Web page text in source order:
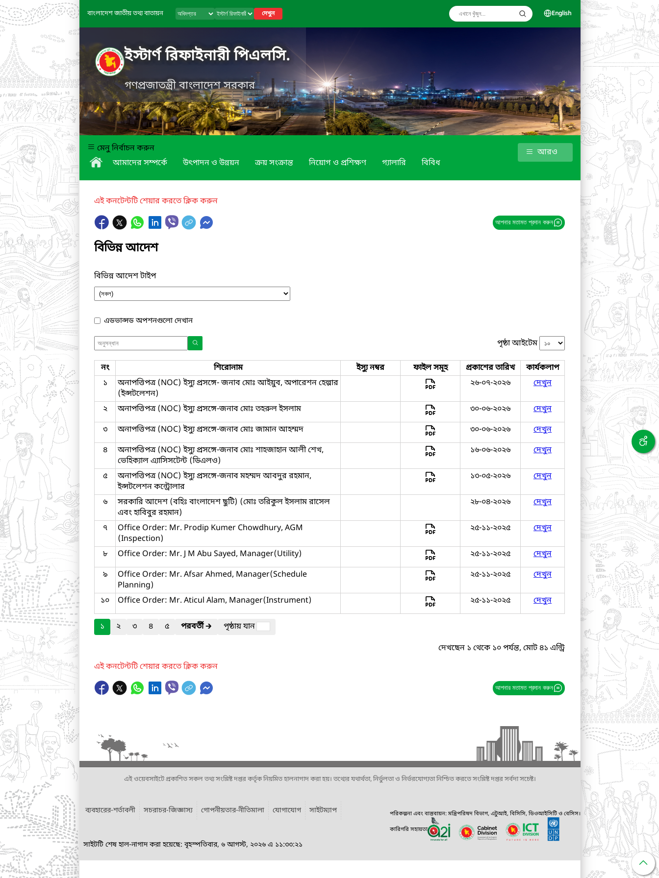
বাংলাদেশ জাতীয় তথ্য বাতায়ন দেখুন English
ইস্টার্ণ রিফাইনারী পিএলসি.
গণপ্রজাতন্ত্রী বাংলাদেশ সরকার
মেনু নির্বাচন করুন
আমাদের সম্পর্কে
উৎপাদন ও উন্নয়ন ক্রয় সংক্রান্ত নিয়োগ ও প্রশিক্ষণ গ্যালারি বিবিধ
আরও
এই কনটেন্টটি শেয়ার করতে ক্লিক করুন
আপনার মতামত প্রদান করুন
বিভিন্ন আদেশ
বিভিন্ন আদেশ টাইপ
এডভান্সড অপশনগুলো দেখান
পৃষ্ঠা আইটেম
নং শিরোনাম ইস্যু নম্বর ফাইল সমূহ প্রকাশের তারিখ
কার্যকলাপ
১
অনাপত্তিপত্র (NOC) ইস্যু প্রসঙ্গে- জনাব মোঃ আইয়ুব, অপারেশন হেল্পার
(ইন্সটলেশন)
২৬-০৭-২০২৬ দেখুন
২ অনাপত্তিপত্র (NOC) ইস্যু প্রসঙ্গে-জনাব মোঃ তহরুল ইসলাম ৩০-০৬-২০২৬
দেখুন
৩
অনাপত্তিপত্র (NOC) ইস্যু প্রসঙ্গে-জনাব মোঃ জামান আহম্মদ ৩০-০৬-২০২৬
দেখুন
৪
অনাপত্তিপত্র (NOC) ইস্যু প্রসঙ্গে-জনাব মোঃ শাহজাহান আলী শেখ,
ভেহিক্যাল এ্যাসিসটেন্ট (ডিএলও)
১৬-০৬-২০২৬ দেখুন
৫
অনাপত্তিপত্র (NOC) ইস্যু প্রসঙ্গে-জনাব মহম্মদ আবদুর রহমান,
ইন্সটলেশন কন্ট্রোলার
১৩-০৫-২০২৬ দেখুন
৬
সরকারি আদেশ (বহিঃ বাংলাদেশ ছুটি) (মোঃ তরিকুল ইসলাম রাসেল
এবং হাবিবুর রহমান)
২৮-০৪-২০২৬ দেখুন
৭
Office Order: Mr. Prodip Kumer Chowdhury, AGM
(Inspection)
২৫-১১-২০২৫ দেখুন
৮ Office Order: Mr. J M Abu Sayed, Manager(Utility) ২৫-১১-২০২৫
দেখুন
৯
Office Order: Mr. Afsar Ahmed, Manager(Schedule
Planning)
২৫-১১-২০২৫ দেখুন
১০ Office Order: Mr. Aticul Alam, Manager(Instrument) ২৫-১১-২০২৫ দেখুন
১ ২ ৩ ৪ ৫ পরবর্তী🡲
পৃষ্ঠায় যান
দেখছেন ১ থেকে ১০ পর্যন্ত, মোট ৪১ এন্ট্রি
এই কনটেন্টটি শেয়ার করতে ক্লিক করুন
আপনার মতামত প্রদান করুন
এই ওয়েবসাইটে প্রকাশিত সকল তথ্য সংশ্লিষ্ট দপ্তর কর্তৃক নিয়মিত হালনাগাদ করা হয়। তথ্যের যথার্থতা, নির্ভুলতা ও নির্ভরযোগ্যতা নিশ্চিত করতে সংশ্লিষ্ট দপ্তর সর্বদা সচেষ্ট।
ব্যবহারের-শর্তাবলী সচরাচর-জিজ্ঞাস্য গোপনীয়তার-নীতিমালা যোগাযোগ সাইটম্যাপ
সাইটটি শেষ হাল-নাগাদ করা হয়েছে: বৃহস্পতিবার, ৬ আগস্ট, ২০২৬ এ ১১:৩৩:২১
পরিকল্পনা এবং বাস্তবায়ন: মন্ত্রিপরিষদ বিভাগ, এটুআই, বিসিসি, ডিওআইসিটি ও বেসিস।
কারিগরি সহায়তা